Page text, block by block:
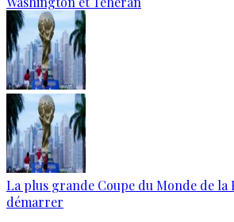
La plus grande Coupe du Monde de la
démarrer